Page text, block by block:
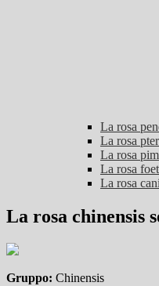
La rosa
La rosa
La rosa
La rosa
La rosa
La rosa chinensis
Gruppo: Chinensis